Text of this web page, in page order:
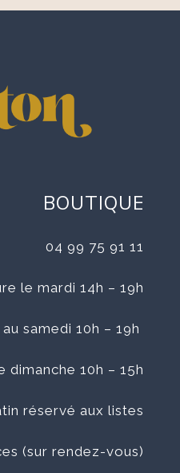
BOUTIQUE
04 99 75 91 11
le mardi 14h – 19h
samedi 10h – 19h
dimanche 10h – 15h
réservé aux listes
(sur rendez-vous)